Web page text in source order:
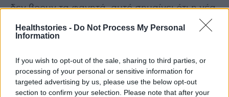
Healthstories - Do Not Process My Personal
Information
If you wish to opt-out of the sale, sharing to third parties, or
processing of your personal or sensitive information for
targeted advertising by us, please use the below opt-out
section to confirm your selection. Please note that after your
δεν βρουν τα φαγητά, αυτό σημαίνει ότι η νέα
χρονιά θα είναι καλή, ενώ εάν τα βρουν, τότε
πιστεύουν ότι θα συμβεί το αντίθετο.
Ακόμη, την παραμονή της Πρωτοχρονιάς οι
νοικοκυρές έφτιαχναν λουκουμάδες, τους
οποίους τους τηγάνιζαν με το πρώτο λάδι της